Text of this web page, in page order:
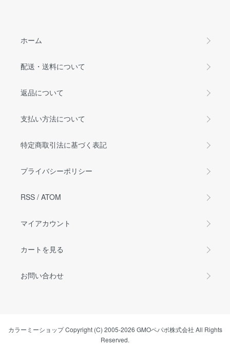
ホーム
配送・送料について
返品について
支払い方法について
特定商取引法に基づく表記
プライバシーポリシー
RSS / ATOM
マイアカウント
カートを見る
お問い合わせ
カラーミーショップCopyright (C) 2005-2026 GMOペパボ株式会社 All Rights
Reserved.